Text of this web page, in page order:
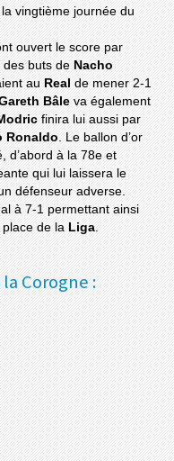
vingtième journée du
ouvert le score par
des buts de Nacho
au Realde mener 2-1
Bâle va également
finira lui aussi par
Ronaldo. Le ballon d’or
d’abord à la 78e et
qui lui laissera le
défenseur adverse.
à 7-1 permettant ainsi
de la Liga.
Corogne :